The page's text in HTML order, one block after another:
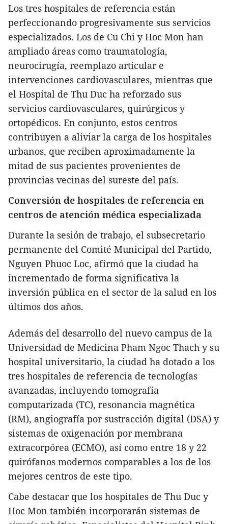
Los tres hospitales de referencia están
perfeccionando progresivamente sus servicios
especializados. Los de Cu Chi y Hoc Mon han
ampliado áreas como traumatología,
neurocirugía, reemplazo articular e
intervenciones cardiovasculares, mientras que
el Hospital de Thu Duc ha reforzado sus
servicios cardiovasculares, quirúrgicos y
ortopédicos. En conjunto, estos centros
contribuyen a aliviar la carga de los hospitales
urbanos, que reciben aproximadamente la
mitad de sus pacientes provenientes de
provincias vecinas del sureste del país.
Conversión de hospitales de referencia en
centros de atención médica especializada
Durante la sesión de trabajo, el subsecretario
permanente del Comité Municipal del Partido,
Nguyen Phuoc Loc, afirmó que la ciudad ha
incrementado de forma significativa la
inversión pública en el sector de la salud en los
últimos dos años.
Además del desarrollo del nuevo campus de la
Universidad de Medicina Pham Ngoc Thach y su
hospital universitario, la ciudad ha dotado a los
tres hospitales de referencia de tecnologías
avanzadas, incluyendo tomografía
computarizada (TC), resonancia magnética
(RM), angiografía por sustracción digital (DSA) y
sistemas de oxigenación por membrana
extracorpórea (ECMO), así como entre 18 y 22
quirófanos modernos comparables a los de los
mejores centros de este tipo.
Cabe destacar que los hospitales de Thu Duc y
Hoc Mon también incorporarán sistemas de